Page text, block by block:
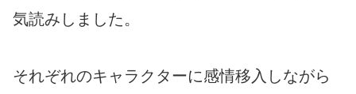
気読みしました。
それぞれのキャラクターに感情移入しながら